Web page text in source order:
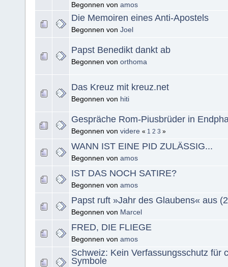
Begonnen von amos
Die Memoiren eines Anti-Apostels
Begonnen von Joel
Papst Benedikt dankt ab
Begonnen von orthoma
Das Kreuz mit kreuz.net
Begonnen von hiti
Gespräche Rom-Piusbrüder in
Begonnen von videre « 1 2 3 »
WANN IST EINE PID ZULÄSSIG...
Begonnen von amos
IST DAS NOCH SATIRE?
Begonnen von amos
Papst ruft »Jahr des Glaubens« aus
Begonnen von Marcel
FRED, DIE FLIEGE
Begonnen von amos
Schweiz: Kein Verfassungsschutz für
Symbole